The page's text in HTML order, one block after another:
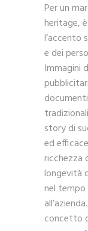
Per un
heritage,
l’accento
e dei
Immagini
story di
ed
ricchezza
longevità
nel tempo
concetto